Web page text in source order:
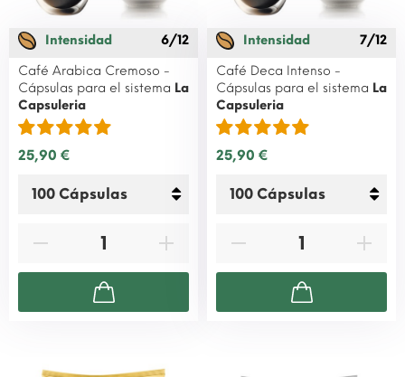
Intensidad
6/12
Café Arabica Cremoso -
Cápsulas para el sistema La
Capsuleria
25,90 €
Intensidad
7/12
Café Deca Intenso -
Cápsulas para el sistema La
Capsuleria
25,90 €